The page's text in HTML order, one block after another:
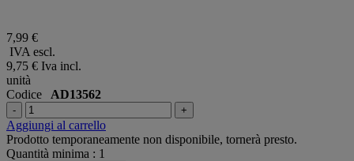
7,99 €
IVA escl.
9,75 € Iva incl.
unità
Codice AD13562
- +
Aggiungi al carrello
Prodotto temporaneamente non disponibile, tornerà presto.
Quantità minima : 1